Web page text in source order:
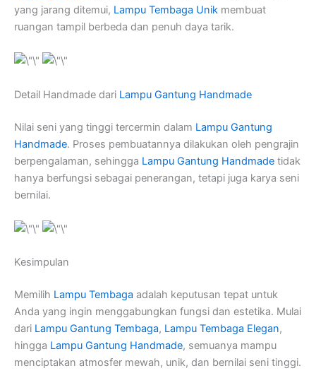
yang jarang ditemui, Lampu Tembaga Unik membuat
ruangan tampil berbeda dan penuh daya tarik.
Detail Handmade dari Lampu Gantung Handmade
Nilai seni yang tinggi tercermin dalam Lampu Gantung
Handmade. Proses pembuatannya dilakukan oleh pengrajin
berpengalaman, sehingga Lampu Gantung Handmade tidak
hanya berfungsi sebagai penerangan, tetapi juga karya seni
bernilai.
Kesimpulan
Memilih Lampu Tembaga adalah keputusan tepat untuk
Anda yang ingin menggabungkan fungsi dan estetika. Mulai
dari Lampu Gantung Tembaga, Lampu Tembaga Elegan,
hingga Lampu Gantung Handmade, semuanya mampu
menciptakan atmosfer mewah, unik, dan bernilai seni tinggi.